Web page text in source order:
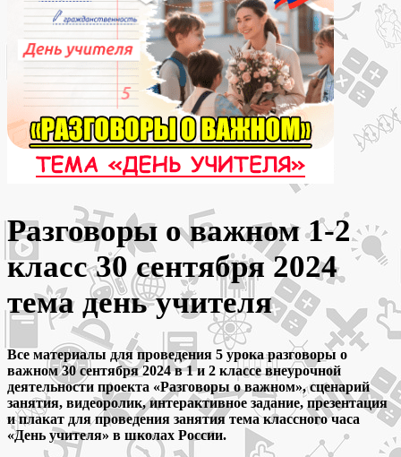
Разговоры о важном 1-2
класс 30 сентября 2024
тема день учителя
Все материалы для проведения 5 урока разговоры о
важном 30 сентября 2024 в 1 и 2 классе внеурочной
деятельности проекта «Разговоры о важном», сценарий
занятия, видеоролик, интерактивное задание, презентация
и плакат для проведения занятия тема классного часа
«День учителя» в школах России.